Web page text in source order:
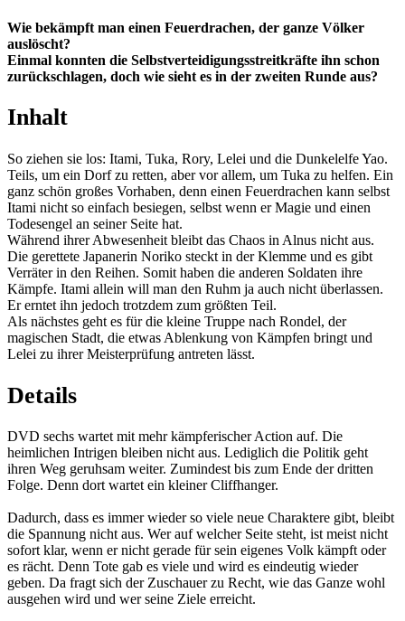
Wie bekämpft man einen Feuerdrachen, der ganze Völker
auslöscht?
Einmal konnten die Selbstverteidigungsstreitkräfte ihn schon
zurückschlagen, doch wie sieht es in der zweiten Runde aus?
Inhalt
So ziehen sie los: Itami, Tuka, Rory, Lelei und die Dunkelelfe Yao.
Teils, um ein Dorf zu retten, aber vor allem, um Tuka zu helfen. Ein
ganz schön großes Vorhaben, denn einen Feuerdrachen kann selbst
Itami nicht so einfach besiegen, selbst wenn er Magie und einen
Todesengel an seiner Seite hat.
Während ihrer Abwesenheit bleibt das Chaos in Alnus nicht aus.
Die gerettete Japanerin Noriko steckt in der Klemme und es gibt
Verräter in den Reihen. Somit haben die anderen Soldaten ihre
Kämpfe. Itami allein will man den Ruhm ja auch nicht überlassen.
Er erntet ihn jedoch trotzdem zum größten Teil.
Als nächstes geht es für die kleine Truppe nach Rondel, der
magischen Stadt, die etwas Ablenkung von Kämpfen bringt und
Lelei zu ihrer Meisterprüfung antreten lässt.
Details
DVD sechs wartet mit mehr kämpferischer Action auf. Die
heimlichen Intrigen bleiben nicht aus. Lediglich die Politik geht
ihren Weg geruhsam weiter. Zumindest bis zum Ende der dritten
Folge. Denn dort wartet ein kleiner Cliffhanger.
Dadurch, dass es immer wieder so viele neue Charaktere gibt, bleibt
die Spannung nicht aus. Wer auf welcher Seite steht, ist meist nicht
sofort klar, wenn er nicht gerade für sein eigenes Volk kämpft oder
es rächt. Denn Tote gab es viele und wird es eindeutig wieder
geben. Da fragt sich der Zuschauer zu Recht, wie das Ganze wohl
ausgehen wird und wer seine Ziele erreicht.